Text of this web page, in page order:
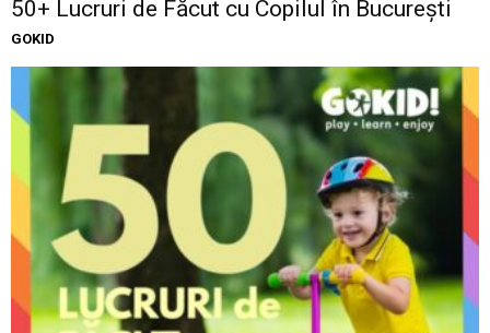
50+ Lucruri de Făcut cu Copilul în București
GOKID